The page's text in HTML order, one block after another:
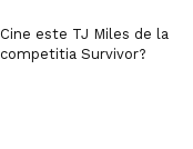
Cine este TJ Miles de la
competitia Survivor?